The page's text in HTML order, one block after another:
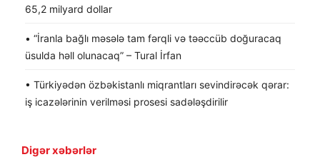
65,2 milyard dollar
• “İranla bağlı məsələ tam fərqli və təəccüb doğuracaq
üsulda həll olunacaq” – Tural İrfan
• Türkiyədən özbəkistanlı miqrantları sevindirəcək qərar:
iş icazələrinin verilməsi prosesi sadələşdirilir
Digər xəbərlər